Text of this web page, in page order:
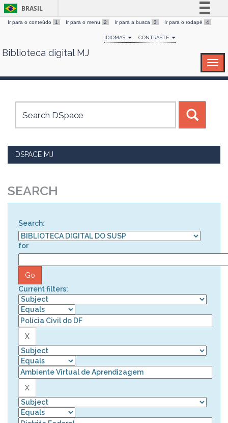
Skip
BRASIL
Simplifique!
Comunica BR
Canais
Ir para o conteúdo 1 Ir para o menu 2 Ir para a busca 3 Ir para o rodapé 4
IDIOMAS CONTRASTE
Biblioteca digital MJ
DSPACE MJ
SEARCH
Search:
for
Current filters: